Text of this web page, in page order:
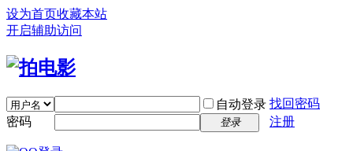
设为首页收藏本站
开启辅助访问
自动登录 找回密码
密码
登录 注册